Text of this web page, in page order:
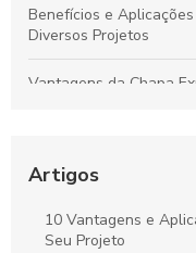
Benefícios e
Diversos Projetos
Vantagens da Chapa
Benefícios e Usos
Chapa Expandida:
Seus Projetos
Artigos
10 Vantagens e
Seu Projeto